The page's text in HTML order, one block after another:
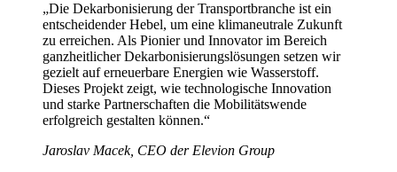
„Die Dekarbonisierung der Transportbranche ist ein
entscheidender Hebel, um eine klimaneutrale Zukunft
zu erreichen. Als Pionier und Innovator im Bereich
ganzheitlicher Dekarbonisierungslösungen setzen wir
gezielt auf erneuerbare Energien wie Wasserstoff.
Dieses Projekt zeigt, wie technologische Innovation
und starke Partnerschaften die Mobilitätswende
erfolgreich gestalten können.“
Jaroslav Macek, CEO der Elevion Group